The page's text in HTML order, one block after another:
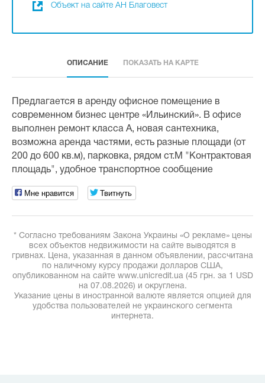
Объект на сайте АН Благовест
ОПИСАНИЕ ПОКАЗАТЬ НА КАРТЕ
Предлагается в аренду офисное помещение в
современном бизнес центре «Ильинский». В офисе
выполнен ремонт класса А, новая сантехника,
возможна аренда частями, есть разные площади (от
200 до 600 кв.м), парковка, рядом ст.М "Контрактовая
площадь", удобное транспортное сообщение
Мне нравится Твитнуть
* Согласно требованиям Закона Украины «О рекламе» цены
всех объектов недвижимости на сайте выводятся в
гривнах. Цена, указанная в данном объявлении, рассчитана
по наличному курсу продажи долларов США,
опубликованном на сайте www.unicredit.ua (45 грн. за 1 USD
на 07.08.2026) и округлена.
Указание цены в иностранной валюте является опцией для
удобства пользователей не украинского сегмента
интернета.